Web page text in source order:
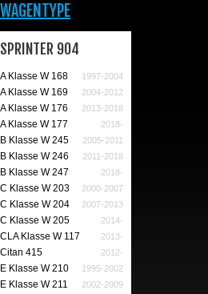
WAGENTYPE
SPRINTER 904
A Klasse W 168 1997-2004
A Klasse W 169 2004-2012
A Klasse W 176 2013-2018
A Klasse W 177 2018-
B Klasse W 245 2005-2011
B Klasse W 246 2011-2018
B Klasse W 247 2018-
C Klasse W 203 2000-2007
C Klasse W 204 2007-2013
C Klasse W 205 2014-
CLA Klasse W 117 2013-
Citan 415 2012-
E Klasse W 210 1995-2002
E Klasse W 211 2002-2009